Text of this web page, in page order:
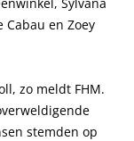
Cabau en Zoey
zo meldt FHM.
stemden op